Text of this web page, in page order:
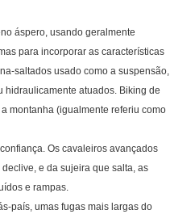
áspero, usando geralmente
para incorporar as características
saltados usado como a suspensão,
hidraulicamente atuados. Biking de
montanha (igualmente referiu como
Os cavaleiros avançados
e da sujeira que salta, as
e rampas.
país, umas fugas mais largas do